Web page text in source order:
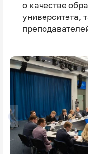
о качестве
университета,